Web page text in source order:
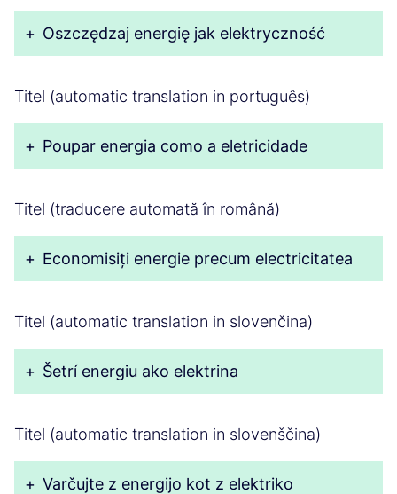
+ Oszczędzaj energię jak elektryczność
Titel (automatic translation in português)
+ Poupar energia como a eletricidade
Titel (traducere automată în română)
+ Economisiți energie precum electricitatea
Titel (automatic translation in slovenčina)
+ Šetrí energiu ako elektrina
Titel (automatic translation in slovenščina)
+ Varčujte z energijo kot z elektriko